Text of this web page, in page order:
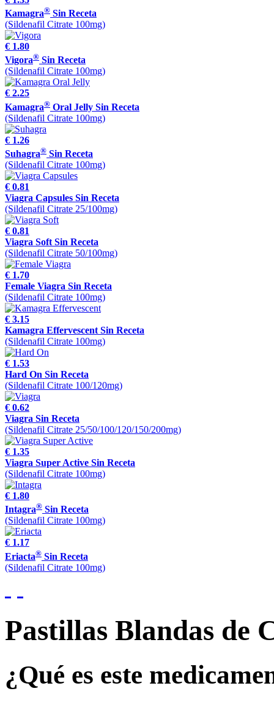
Kamagra® Sin Receta
(Sildenafil Citrate 100mg)
€ 1.80
Vigora® Sin Receta
(Sildenafil Citrate 100mg)
€ 2.25
Kamagra® Oral Jelly Sin Receta
(Sildenafil Citrate 100mg)
€ 1.26
Suhagra® Sin Receta
(Sildenafil Citrate 100mg)
€ 0.81
Viagra Capsules Sin Receta
(Sildenafil Citrate 25/100mg)
€ 0.81
Viagra Soft Sin Receta
(Sildenafil Citrate 50/100mg)
€ 1.70
Female Viagra Sin Receta
(Sildenafil Citrate 100mg)
€ 3.15
Kamagra Effervescent Sin Receta
(Sildenafil Citrate 100mg)
€ 1.53
Hard On Sin Receta
(Sildenafil Citrate 100/120mg)
€ 0.62
Viagra Sin Receta
(Sildenafil Citrate 25/50/100/120/150/200mg)
€ 1.35
Viagra Super Active Sin Receta
(Sildenafil Citrate 100mg)
€ 1.80
Intagra® Sin Receta
(Sildenafil Citrate 100mg)
€ 1.17
Eriacta® Sin Receta
(Sildenafil Citrate 100mg)
Pastillas Blandas de
¿Qué es este